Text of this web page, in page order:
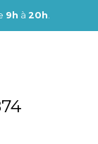
9h à 20h.